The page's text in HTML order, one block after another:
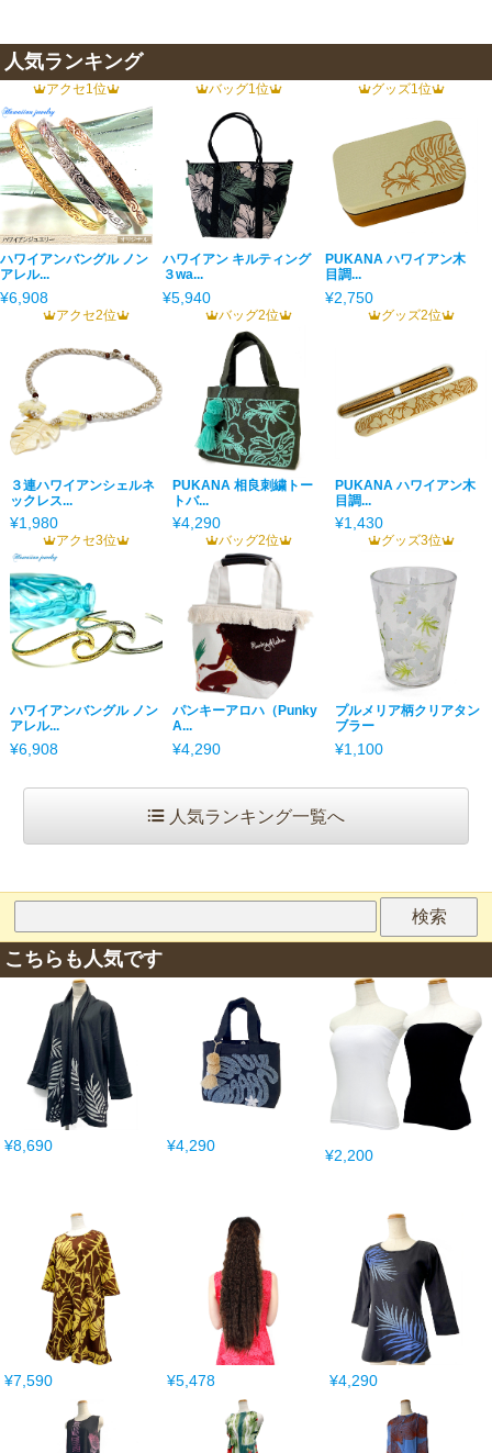
人気ランキング
アクセ1位
ハワイアンバングル ノン
アレル...
¥6,908
バッグ1位
ハワイアン キルティング
３wa...
¥5,940
グッズ1位
PUKANA ハワイアン木
目調...
¥2,750
アクセ2位
３連ハワイアンシェルネ
ックレス...
¥1,980
バッグ2位
PUKANA 相良刺繍トー
トバ...
¥4,290
グッズ2位
PUKANA ハワイアン木
目調...
¥1,430
アクセ3位
ハワイアンバングル ノン
アレル...
¥6,908
バッグ2位
パンキーアロハ（Punky
A...
¥4,290
グッズ3位
プルメリア柄クリアタン
ブラー
¥1,100
人気ランキング一覧へ
こちらも人気です
¥8,690 ¥4,290
¥2,200
¥7,590 ¥5,478 ¥4,290